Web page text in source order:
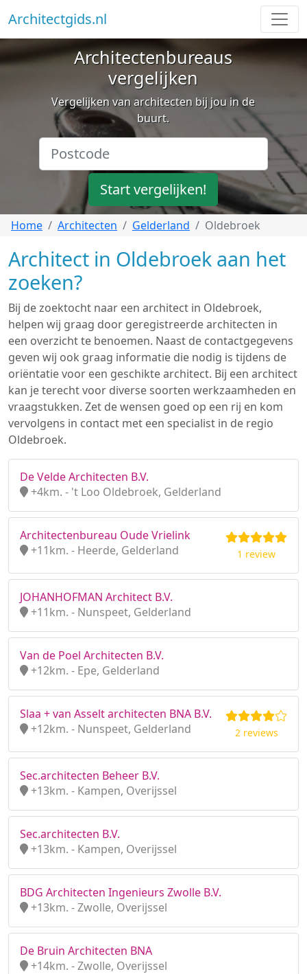
Architectgids.nl
Architectenbureaus
vergelijken
Vergelijken van architecten bij jou in de
buurt.
Start vergelijken!
Home Architecten Gelderland Oldebroek
Architect in Oldebroek aan het
zoeken?
Bij de zoektocht naar een architect in Oldebroek,
helpen wij graag door geregistreerde architecten in
een overzicht te benoemen. Naast de contactgegevens
geven wij ook graag informatie die nodig is tijdens de
oriëntatie voor een geschikte architect. Bij een architect
kan je terecht voor diverse soorten werkzaamheden en
vraagstukken. Zet de wensen goed op een rij en kom
vervolgens in contact met een specialist in de regio
Oldebroek.
De Velde Architecten B.V.
+4km. - 't Loo Oldebroek, Gelderland
Architectenbureau Oude Vrielink
+11km. - Heerde, Gelderland
1 review
JOHANHOFMAN Architect B.V.
+11km. - Nunspeet, Gelderland
Van de Poel Architecten B.V.
+12km. - Epe, Gelderland
Slaa + van Asselt architecten BNA B.V.
+12km. - Nunspeet, Gelderland
2 reviews
Sec.architecten Beheer B.V.
+13km. - Kampen, Overijssel
Sec.architecten B.V.
+13km. - Kampen, Overijssel
BDG Architecten Ingenieurs Zwolle B.V.
+13km. - Zwolle, Overijssel
De Bruin Architecten BNA
+14km. - Zwolle, Overijssel